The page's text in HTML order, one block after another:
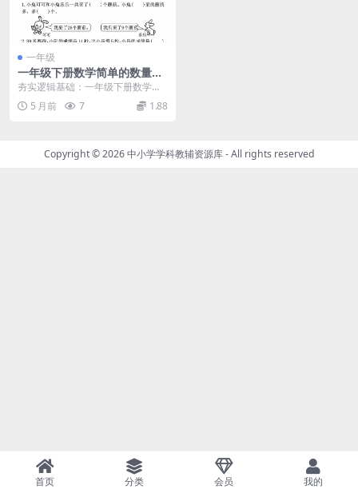
一年级
一年级下册数学简单的数量关
系名校真题卷同步专项训练电
子版
夯实逻辑基础：一年级下册数学简
单的数量关系名校真题卷详解 在一
年级下册数学的学习...
5 月前 7 1.88
Copyright © 2026中小学学科教辅资源库- All rights reserved
首页 分类 会员 我的